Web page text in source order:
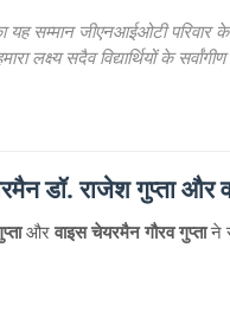
यह सम्मान जीएनआईओटी परिवार
लक्ष्य सदैव विद्यार्थियों के
डॉ. राजेश गुप्ता और
और वाइस चेयरमैन गौरव गुप्ताने